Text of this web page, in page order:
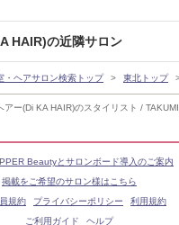
アー(Di KA HAIR)のスタイリスト / TAKUMI
HAIR)の近隣サロン
・ヘアサロン検索トップ 東北トップ
Beautyとサロンボード導入のご案内
掲載をご希望のサロン様はこちら
規約
プライバシーポリシー
利用規約
ご利用ガイド
ヘルプ